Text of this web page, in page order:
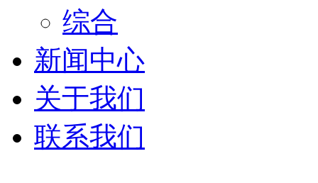
综合
新闻中心
关于我们
联系我们